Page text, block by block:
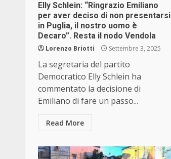
Elly Schlein: “Ringrazio Emiliano
per aver deciso di non presentarsi
in Puglia, il nostro uomo è
Decaro”. Resta il nodo Vendola
Lorenzo Briotti Settembre 3, 2025
La segretaria del partito
Democratico Elly Schlein ha
commentato la decisione di
Emiliano di fare un passo...
Read More